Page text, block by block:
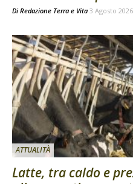
Di Redazione Terra e Vita 3 Agosto 2026
ATTUALITÀ
Latte, tra caldo e